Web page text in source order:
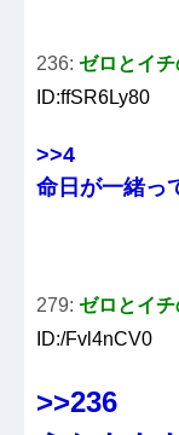
236: ゼロとイ
ID:ffSR6Ly80
>>4
命日が一緒っ
279: ゼロとイ
ID:/Fvl4nCV0
>>236